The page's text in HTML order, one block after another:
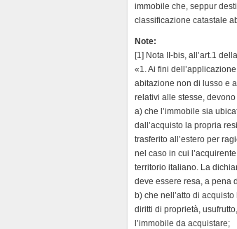
immobile che, seppur
classificazione catastale
Note:
[1] Nota II-bis, all’art.1
«1. Ai fini
abitazione non di lusso e
relativi alle stesse,
a) che l’immobile sia
dall’acquisto la propria
trasferito all’estero per
nel caso in cui
territorio italiano. La
deve essere resa, a pena
b) che nell’atto di
diritti di proprietà,
l’immobile da acquistare;